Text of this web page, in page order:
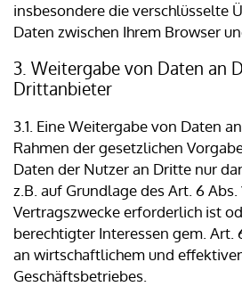
insbesondere die verschlüsselte
Daten zwischen Ihrem Browser
3. Weitergabe von Daten an
Drittanbieter
3.1. Eine Weitergabe von Daten
Rahmen der gesetzlichen
Daten der Nutzer an Dritte nur
z.B. auf Grundlage des Art. 6 Abs.
Vertragszwecke erforderlich ist
berechtigter Interessen gem. Art.
an wirtschaftlichem und
Geschäftsbetriebes.